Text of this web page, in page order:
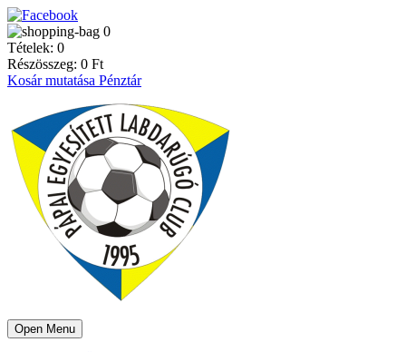
0
Tételek: 0
Részösszeg: 0 Ft
Kosár mutatása Pénztár
Open Menu